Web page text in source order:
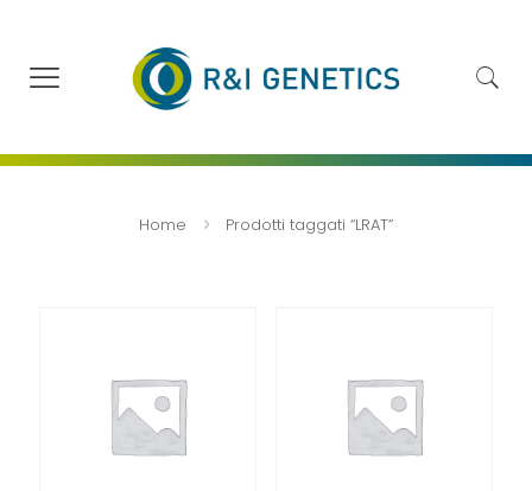
Home Prodotti taggati “LRAT”